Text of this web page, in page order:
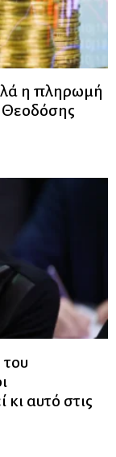
η πληρωμή
Θεοδόσης
αυτό στις